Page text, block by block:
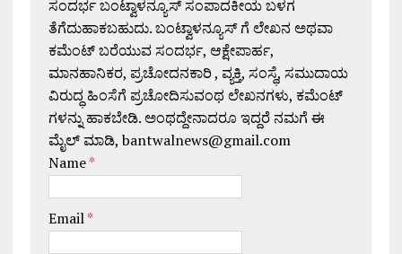
ಸಂದರ್ಭ ಬಂಟ್ವಾಳನ್ಯೂಸ್ ಸಂಪಾದಕೀಯ ಬಳಗ
ತೆಗೆದುಹಾಕಬಹುದು. ಬಂಟ್ವಾಳನ್ಯೂಸ್ ಗೆ ಲೇಖನ ಅಥವಾ
ಕಮೆಂಟ್ ಬರೆಯುವ ಸಂದರ್ಭ, ಆಕ್ಷೇಪಾರ್ಹ,
ಮಾನಹಾನಿಕರ, ಪ್ರಚೋದನಕಾರಿ , ವ್ಯಕ್ತಿ, ಸಂಸ್ಥೆ, ಸಮುದಾಯ
ವಿರುದ್ಧ ಹಿಂಸೆಗೆ ಪ್ರಚೋದಿಸುವಂಥ ಲೇಖನಗಳು, ಕಮೆಂಟ್
ಗಳನ್ನು ಹಾಕಬೇಡಿ. ಅಂಥದ್ದೇನಾದರೂ ಇದ್ದರೆ ನಮಗೆ ಈ
ಮೈಲ್ ಮಾಡಿ, bantwalnews@gmail.com
Name*
Email*